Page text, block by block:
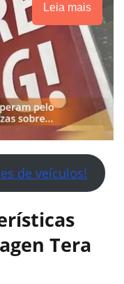
Leia mais
de veículos!
Tera